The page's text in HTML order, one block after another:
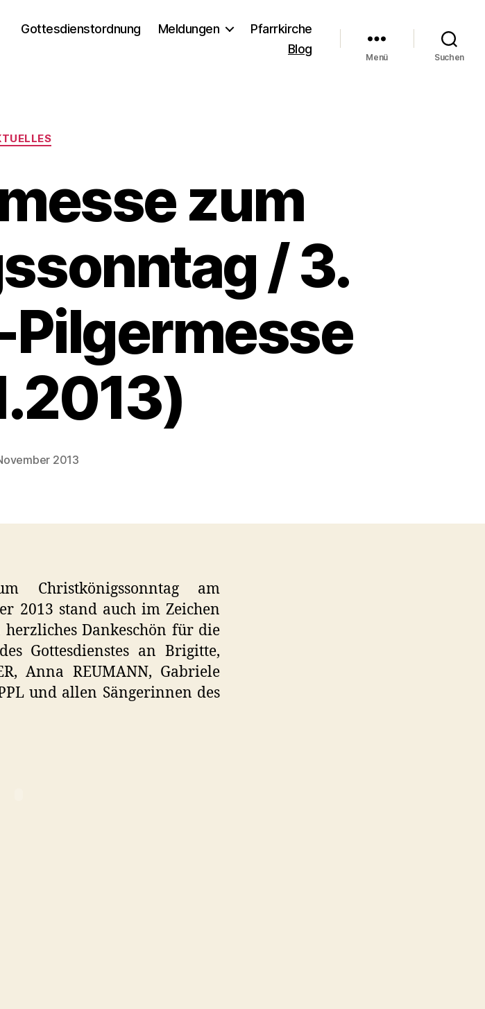
Gottesdienstordnung Meldungen
Pfarrkirche
Blog
Menü Suchen
Kategorien
zum
/ 3.
2013
Christkönigssonntag am
2013 stand auch im Zeichen
Dankeschön für die
Gottesdienstes an Brigitte,
Anna REUMANN, Gabriele
und allen Sängerinnen des